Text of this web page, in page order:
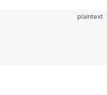
plaintext